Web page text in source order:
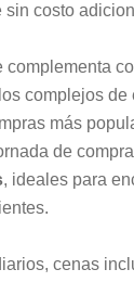
sin costo
complementa
complejos de
más
de
, ideales para
cenas